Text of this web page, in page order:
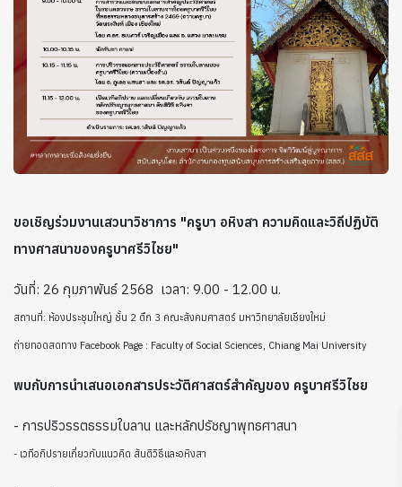
ขอเชิญร่วมงานเสวนาวิชาการ "ครูบา อหิงสา ความคิดและวิถีปฏิบัติ
ทางศาสนาของครูบาศรีวิไชย"
วันที่: 26 กุมภาพันธ์ 2568 เวลา: 9.00 - 12.00 น.
สถานที่: ห้องประชุมใหญ่ ชั้น 2 ตึก 3 คณะสังคมศาสตร์ มหาวิทยาลัยเชียงใหม่
ถ่ายทอดสดทาง Facebook Page : Faculty of Social Sciences, Chiang Mai University
พบกับการนำเสนอเอกสารประวัติศาสตร์สำคัญของ ครูบาศรีวิไชย
- การปริวรรตธรรมใบลาน และหลักปรัชญาพุทธศาสนา
- เวทีอภิปรายเกี่ยวกับแนวคิด สันติวิธีและอหิงสา